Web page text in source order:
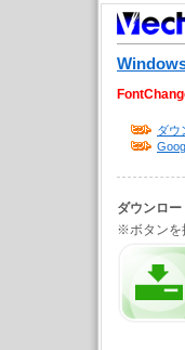
ダウ
ダウンロ
※ボタンを